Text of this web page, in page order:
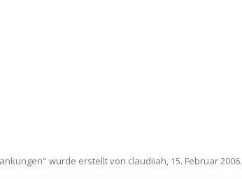
" wurde erstellt von claudiiah, 15. Februar 2006.